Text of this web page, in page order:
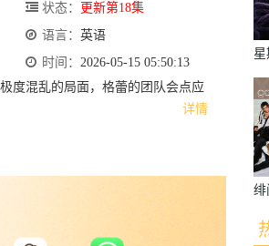
状态：
更新第18集
语言： 英语
时间： 2026-05-15 05:50:13
详情
度混乱的局面，格蕾的团队会点应
绯
二